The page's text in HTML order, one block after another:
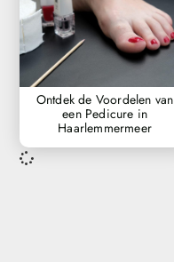
Ontdek de Voordelen van
een Pedicure in
Haarlemmermeer